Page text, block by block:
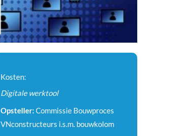
Kosten:
Digitale werktool
Opsteller: Commissie Bouwproces
VNconstructeurs i.s.m. bouwkolom